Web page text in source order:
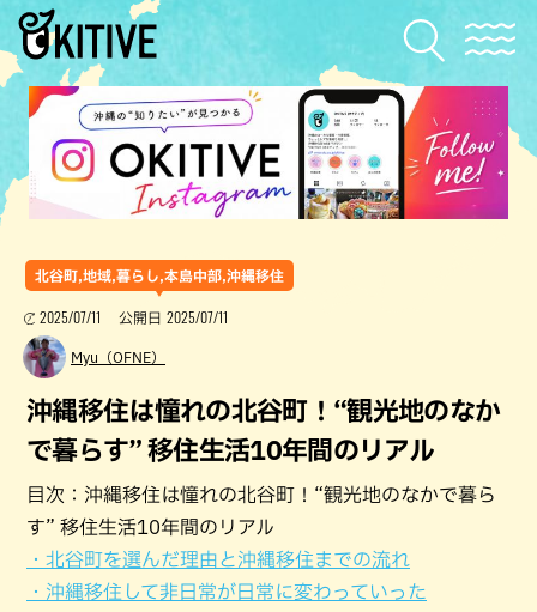
北谷町,地域,暮らし,本島中部,沖縄移住
2025/07/11 公開日 2025/07/11
Myu（OFNE）
沖縄移住は憧れの北谷町！“観光地のなか
で暮らす” 移住生活10年間のリアル
目次：沖縄移住は憧れの北谷町！“観光地のなかで暮ら
す” 移住生活10年間のリアル
・北谷町を選んだ理由と沖縄移住までの流れ
・沖縄移住して非日常が日常に変わっていった